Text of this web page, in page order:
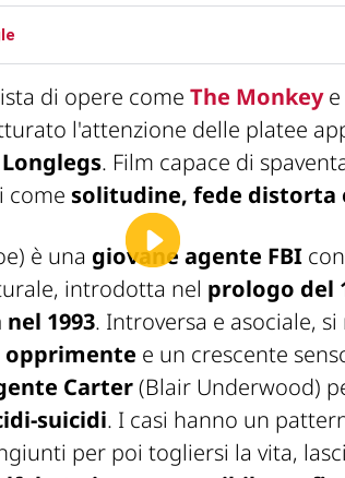
di opere come The Monkeye
l'attenzione delle platee
Longlegs. Film capace di
come solitudine, fede distorta
è una giovane agente FBI
introdotta nel prologo del
1993. Introversa e asociale,
e un crescente
Carter(Blair Underwood)
suicidi. I casi hanno un
per poi togliersi la vita,